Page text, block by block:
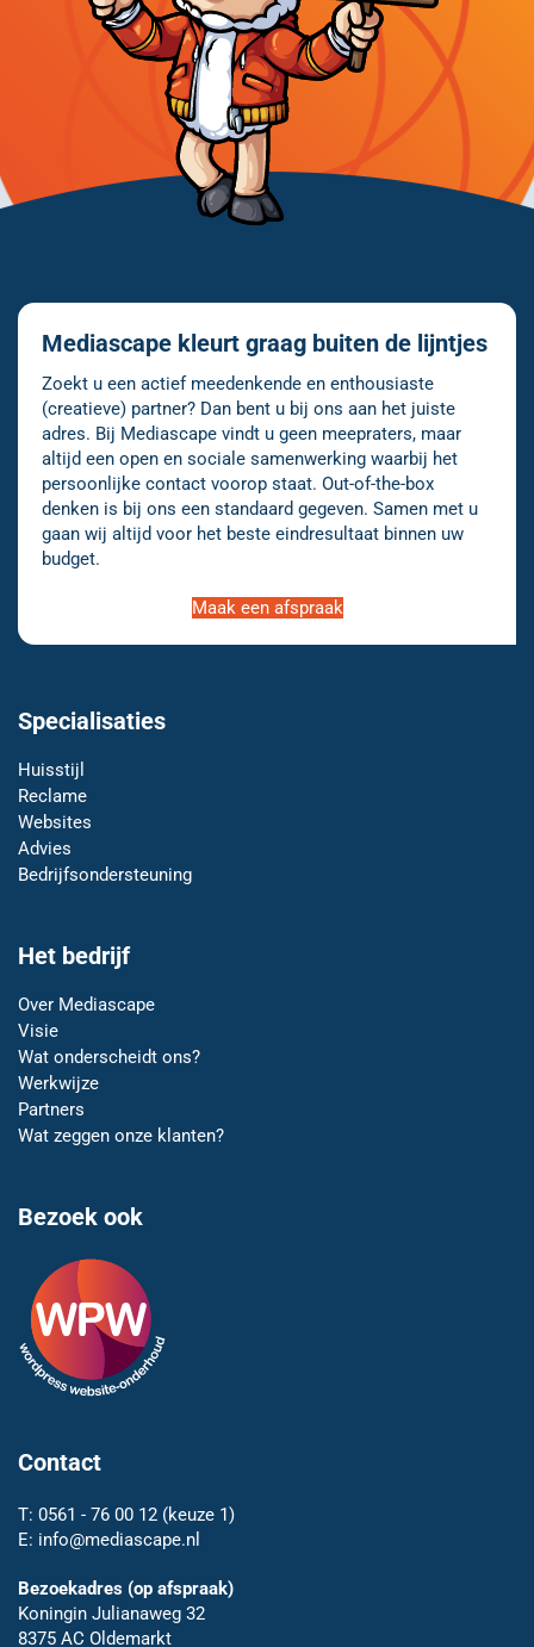
Mediascape kleurt graag buiten de lijntjes
Zoekt u een actief meedenkende en enthousiaste
(creatieve) partner? Dan bent u bij ons aan het juiste
adres. Bij Mediascape vindt u geen meepraters, maar
altijd een open en sociale samenwerking waarbij het
persoonlijke contact voorop staat. Out-of-the-box
denken is bij ons een standaard gegeven. Samen met u
gaan wij altijd voor het beste eindresultaat binnen uw
budget.
Maak een afspraak
Specialisaties
Huisstijl
Reclame
Websites
Advies
Bedrijfsondersteuning
Het bedrijf
Over Mediascape
Visie
Wat onderscheidt ons?
Werkwijze
Partners
Wat zeggen onze klanten?
Bezoek ook
Contact
T: 0561 - 76 00 12 (keuze 1)
E: info@mediascape.nl
Bezoekadres (op afspraak)
Koningin Julianaweg 32
8375 AC Oldemarkt